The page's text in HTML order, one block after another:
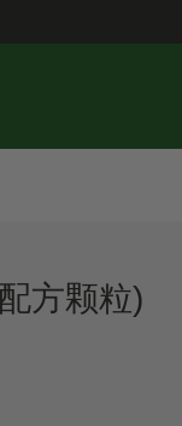
方颗粒)